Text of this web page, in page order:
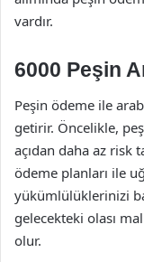
vardır.
6000 Peşin
Peşin ödeme ile
getirir. Öncelikle,
açıdan daha az risk
ödeme planları ile
yükümlülüklerinizi
gelecekteki olası
olur.